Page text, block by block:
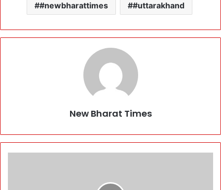
#newbharattimes #uttarakhand
New Bharat Times